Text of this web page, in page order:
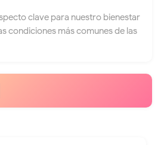
clave para nuestro bienestar
condiciones más comunes de las